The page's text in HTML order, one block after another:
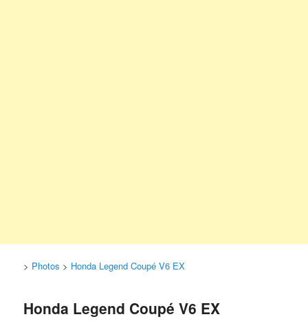
> Photos > Honda Legend Coupé V6 EX
Honda Legend Coupé V6 EX